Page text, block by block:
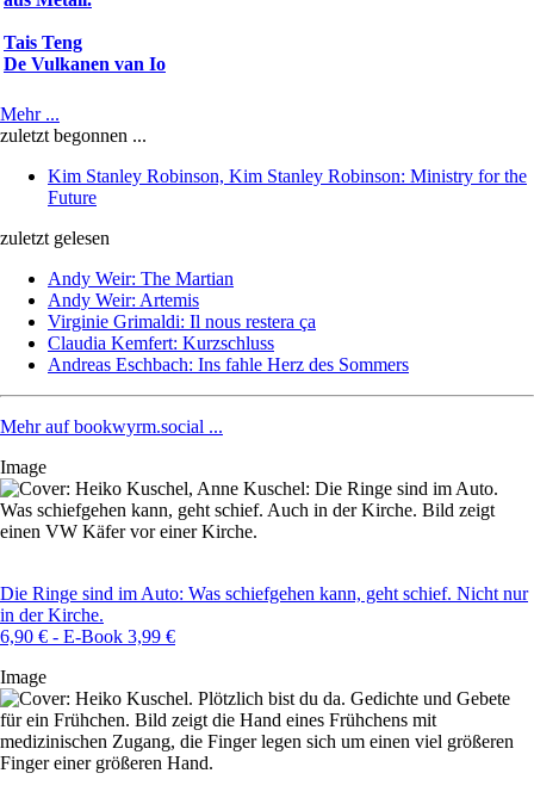
Tais Teng
De Vulkanen van Io
Mehr ...
zuletzt begonnen ...
Kim Stanley Robinson, Kim Stanley Robinson: Ministry for the
Future
zuletzt gelesen
Andy Weir: The Martian
Andy Weir: Artemis
Virginie Grimaldi: Il nous restera ça
Claudia Kemfert: Kurzschluss
Andreas Eschbach: Ins fahle Herz des Sommers
Mehr auf bookwyrm.social ...
Image
Die Ringe sind im Auto: Was schiefgehen kann, geht schief. Nicht nur
in der Kirche.
6,90 € - E-Book 3,99 €
Image